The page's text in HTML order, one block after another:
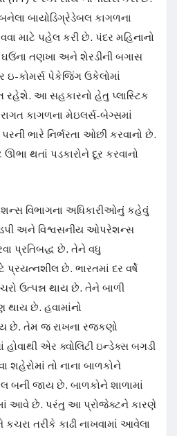
બાયોડિગ્રેડેબલ કાગળના
માટે પહેલ કરી છે. પંદર મહિનાનો
તણખા અને શેરડીની બગાસ
ઇ-કોમર્સ પેકેજિંગ ઉકેલોમાં
રહેશે. આ સહકારનો હેતુ પ્લાસ્ટિક
કાગળના મેઇલર્સ-બેગ્સમાં
પરની ભારે નિર્ભરતા ઓછી કરવાનો છે.
થતાં પડકારોને દૂર કરવાનો
વિભાગના અધિકારીઓનું કહેવું
અને વિશ્વસનીય ઓપરેશન્સ
પ્રતિબદ્ધ છે. તેને વધુ
પ્રયત્નશીલ છે. ભારતમાં દર વર્ષે
ઉત્પન્ન થાય છે. તેને બાળી
થાય છે. હવામાંનો
છે. તેમ જ રાખના રજકણો
એર ક્વોલિટી ઇન્ડેક્સ બગડી
શહેરોમાં તો નાના બાળકોને
બની જાય છે. બાળકોને શાળામાં
આવે છે. પરંતુ આ પ્રોજેક્ટને કારણે
તરીકે કાઢી નાખવામાં આવેલા